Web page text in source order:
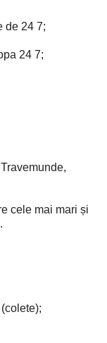
de 24 7;
24 7;
cele mai mari și